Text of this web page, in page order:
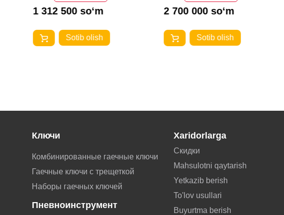
1 312 500 so‘m
Sotib olish
2 700 000 so‘m
Sotib olish
Ключи
Комбинированные гаечные ключи
Гаечные ключи с трещеткой
Наборы гаечных ключей
Пневноинструмент
Xaridorlarga
Скидки
Mahsulotni qaytarish
Yetkazib berish
To'lov usullari
Buyurtma berish